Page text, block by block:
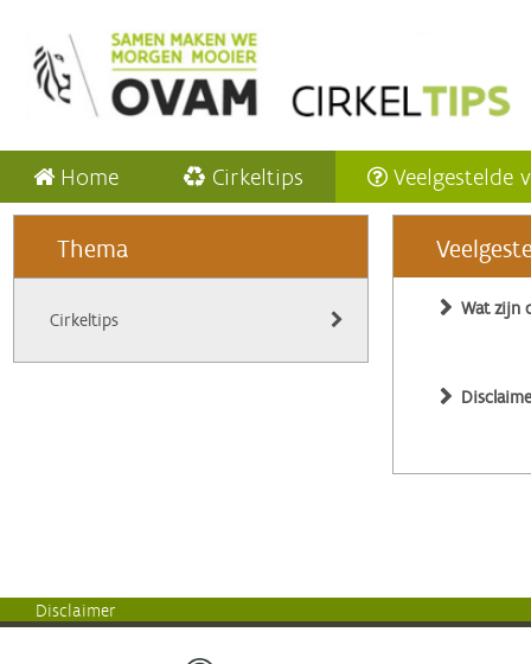
Home Cirkeltips Veelgestelde
Thema
Cirkeltips
Wat zijn
Disclaimer